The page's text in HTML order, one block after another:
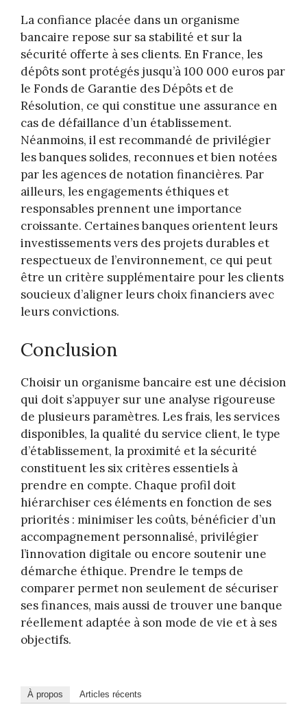
La confiance placée dans un organisme
bancaire repose sur sa stabilité et sur la
sécurité offerte à ses clients. En France, les
dépôts sont protégés jusqu’à 100 000 euros par
le Fonds de Garantie des Dépôts et de
Résolution, ce qui constitue une assurance en
cas de défaillance d’un établissement.
Néanmoins, il est recommandé de privilégier
les banques solides, reconnues et bien notées
par les agences de notation financières. Par
ailleurs, les engagements éthiques et
responsables prennent une importance
croissante. Certaines banques orientent leurs
investissements vers des projets durables et
respectueux de l’environnement, ce qui peut
être un critère supplémentaire pour les clients
soucieux d’aligner leurs choix financiers avec
leurs convictions.
Conclusion
Choisir un organisme bancaire est une décision
qui doit s’appuyer sur une analyse rigoureuse
de plusieurs paramètres. Les frais, les services
disponibles, la qualité du service client, le type
d’établissement, la proximité et la sécurité
constituent les six critères essentiels à
prendre en compte. Chaque profil doit
hiérarchiser ces éléments en fonction de ses
priorités : minimiser les coûts, bénéficier d’un
accompagnement personnalisé, privilégier
l’innovation digitale ou encore soutenir une
démarche éthique. Prendre le temps de
comparer permet non seulement de sécuriser
ses finances, mais aussi de trouver une banque
réellement adaptée à son mode de vie et à ses
objectifs.
À propos Articles récents